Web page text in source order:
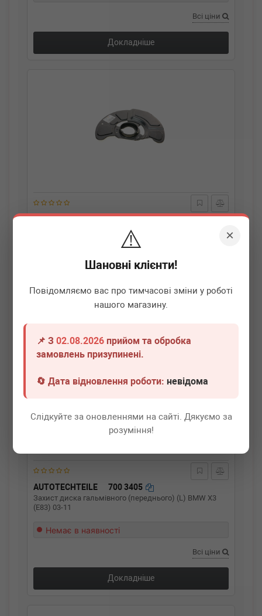
×
⚠️
Шановні клієнти!
Повідомляємо вас про тимчасові зміни у роботі
нашого магазину.
📌 З02.08.2026 прийом та обробка
замовлень призупинені.
🔄 Дата відновлення роботи:невідома
Слідкуйте за оновленнями на сайті. Дякуємо за
розуміння!
Всі ціни
Докладніше
AUTOTECHTEILE 110 4209
Захист диска гальмівного (переднього) (L) MB E-class
Немає в наявності
Докладніше
AUTOTECHTEILE 700 3405
Захист диска гальмівного (переднього) (L) BMW X3
(E83) 03-11
Немає в наявності
Всі ціни
Докладніше